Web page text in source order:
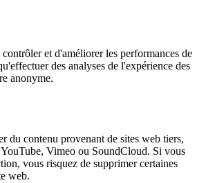
et d'améliorer les performances de
des analyses de l'expérience des
anonyme.
du contenu provenant de sites web tiers,
Vimeo ou SoundCloud. Si vous
vous risquez de supprimer certaines
web.